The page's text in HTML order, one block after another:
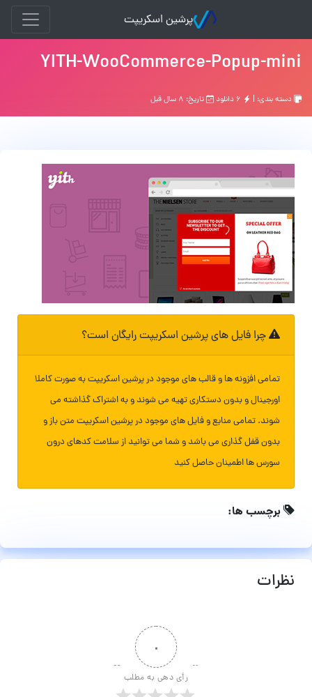
پرشین اسکریپت
YITH-WooCommerce-Popup-mini
دسته بندی: | تاریخ: ۸ سال قبل
چرا فایل های پرشین اسکریپت رایگان است؟
تمامی افزونه ها و قالب های موجود در پرشین اسکریپت به صورت کاملا
اورجینال و بدون دستکاری تهیه می شوند و به اشتراک گذاشته می
شوند. تمامی منابع و فایل های موجود در پرشین اسکریپت متن باز و
بدون قفل گذاری می باشد و شما می توانید از سلامت کدهای درون
سورس ها اطمینان حاصل کنید
برچسب ها:
نظرات
۰
رأی دهی به مطلب